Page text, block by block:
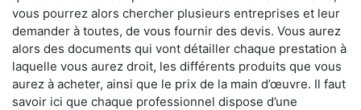
vous pourrez alors chercher plusieurs entreprises et leur
demander à toutes, de vous fournir des devis. Vous aurez
alors des documents qui vont détailler chaque prestation à
laquelle vous aurez droit, les différents produits que vous
aurez à acheter, ainsi que le prix de la main d’œuvre. Il faut
savoir ici que chaque professionnel dispose d’une